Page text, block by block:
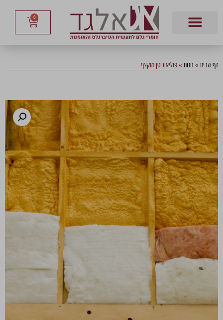
0
דף הבית » חנות »פוליאוריטן מוקצף